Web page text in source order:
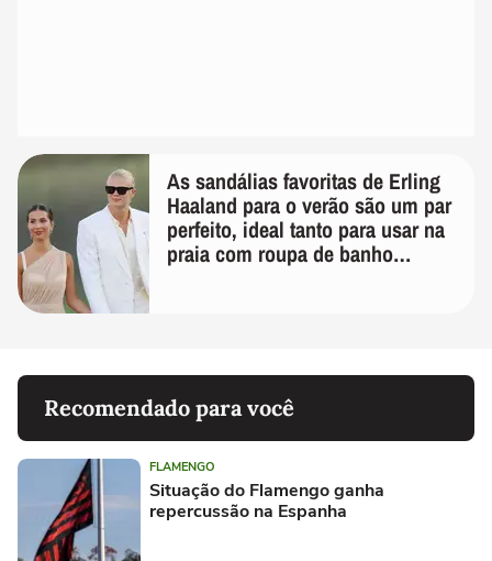
As sandálias favoritas de Erling
Haaland para o verão são um par
perfeito, ideal tanto para usar na
praia com roupa de banho
Recomendado para você
FLAMENGO
Situação do Flamengo ganha
repercussão na Espanha